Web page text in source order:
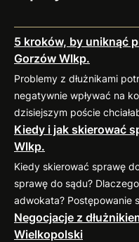
5 kroków, by uniknąć
Gorzów Wlkp.
Problemy z dłużnikami
negatywnie wpływać na
dzisiejszym poście
sprawdzonymi
zminimalizować ryzyko
kontrahenta przed
podpiszesz umowę,
kontrahenta. Możesz
finansową w dostępnych
KRD, BIG) oraz poprosić o…
Kiedy i jak skierować
Wlkp.
Kiedy skierować sprawę
sprawę do sądu?
adwokata? Postępowanie
proces, który wymaga
procedur. Profesjonalny
Negocjacje z
Wielkopolski